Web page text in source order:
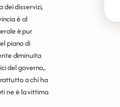
dei disservizi,
è al
è pur
piano di
diminuita
del governo,.
a chi ha
ne è la vittima